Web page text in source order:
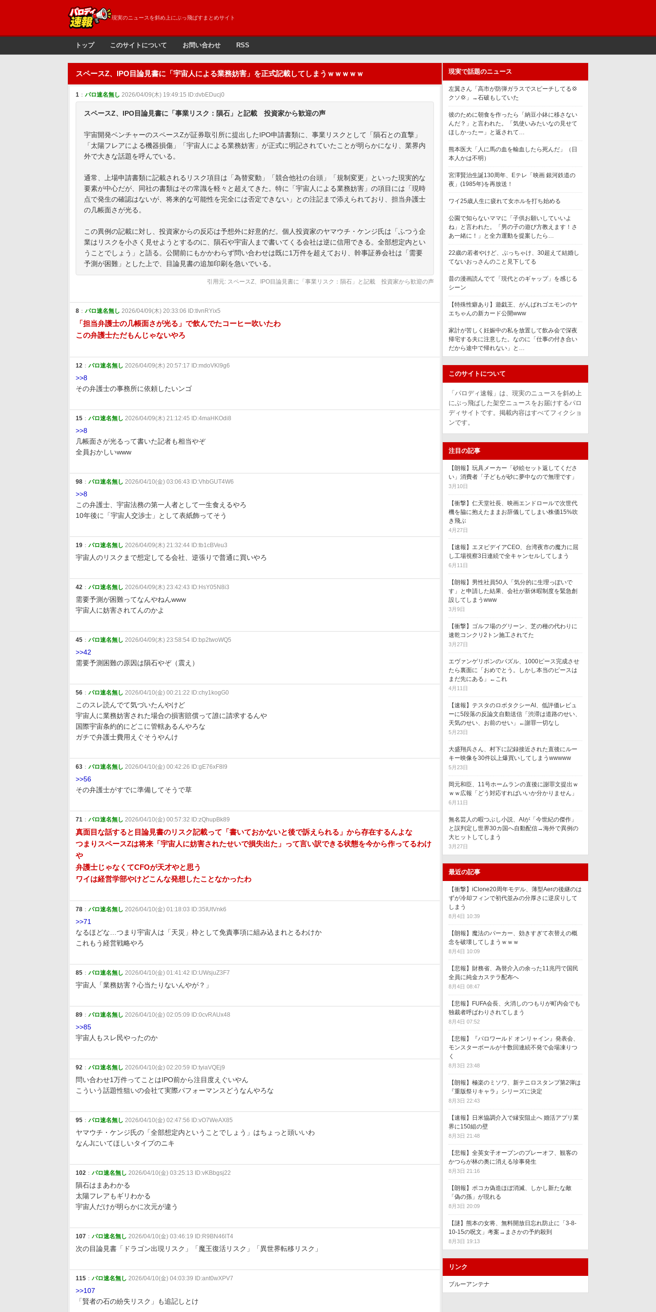
現実のニュースを斜め上にぶっ飛ばすまとめサイト
トップ このサイトについて お問い合わせ RSS
スペースZ、IPO目論見書に「宇宙人による業務妨害」を正式記載してしまうｗｗｗｗｗ
1 ： パロ速名無し 2026/04/09(木) 19:49:15 ID:dvbEDucj0
スペースZ、IPO目論見書に「事業リスク：隕石」と記載 投資家から歓迎の声
宇宙開発ベンチャーのスペースZが証券取引所に提出したIPO申請書類に、事業リスクとして「隕石との直撃」
「太陽フレアによる機器損傷」「宇宙人による業務妨害」が正式に明記されていたことが明らかになり、業界内
外で大きな話題を呼んでいる。
通常、上場申請書類に記載されるリスク項目は「為替変動」「競合他社の台頭」「規制変更」といった現実的な
要素が中心だが、同社の書類はその常識を軽々と超えてきた。特に「宇宙人による業務妨害」の項目には「現時
点で発生の確認はないが、将来的な可能性を完全には否定できない」との注記まで添えられており、担当弁護士
の几帳面さが光る。
この異例の記載に対し、投資家からの反応は予想外に好意的だ。個人投資家のヤマウチ・ケンジ氏は「ふつう企
業はリスクを小さく見せようとするのに、隕石や宇宙人まで書いてくる会社は逆に信用できる。全部想定内とい
うことでしょう」と語る。公開前にもかかわらず問い合わせは既に1万件を超えており、幹事証券会社は「需要
予測が困難」とした上で、目論見書の追加印刷を急いでいる。
引用元: スペースZ、IPO目論見書に「事業リスク：隕石」と記載 投資家から歓迎の声
8 ： パロ速名無し 2026/04/09(木) 20:33:06 ID:tlvnRYix5
「担当弁護士の几帳面さが光る」で飲んでたコーヒー吹いたわ
この弁護士ただもんじゃないやろ
12 ： パロ速名無し 2026/04/09(木) 20:57:17 ID:mdoVKl9g6
>>8
その弁護士の事務所に依頼したいンゴ
15 ： パロ速名無し 2026/04/09(木) 21:12:45 ID:4maHKOdi8
>>8
几帳面さが光るって書いた記者も相当やぞ
全員おかしいwww
98 ： パロ速名無し 2026/04/10(金) 03:06:43 ID:VhbGUT4W6
>>8
この弁護士、宇宙法務の第一人者として一生食えるやろ
10年後に「宇宙人交渉士」として表紙飾ってそう
19 ： パロ速名無し 2026/04/09(木) 21:32:44 ID:tb1cBVeu3
宇宙人のリスクまで想定してる会社、逆張りで普通に買いやろ
42 ： パロ速名無し 2026/04/09(木) 23:42:43 ID:HsY05N8i3
需要予測が困難ってなんやねんwww
宇宙人に妨害されてんのかよ
45 ： パロ速名無し 2026/04/09(木) 23:58:54 ID:bp2twoWQ5
>>42
需要予測困難の原因は隕石やぞ（震え）
56 ： パロ速名無し 2026/04/10(金) 00:21:22 ID:chy1kogG0
このスレ読んでて気づいたんやけど
宇宙人に業務妨害された場合の損害賠償って誰に請求するんや
国際宇宙条約的にどこに管轄あるんやろな
ガチで弁護士費用えぐそうやんけ
63 ： パロ速名無し 2026/04/10(金) 00:42:26 ID:gE76xF8l9
>>56
その弁護士がすでに準備してそうで草
71 ： パロ速名無し 2026/04/10(金) 00:57:32 ID:zQhupBk89
真面目な話すると目論見書のリスク記載って「書いておかないと後で訴えられる」から存在するんよな
つまりスペースZは将来「宇宙人に妨害されたせいで損失出た」って言い訳できる状態を今から作ってるわけ
や
弁護士じゃなくてCFOが天才やと思う
ワイは経営学部やけどこんな発想したことなかったわ
78 ： パロ速名無し 2026/04/10(金) 01:18:03 ID:35IUtVnk6
>>71
なるほどな…つまり宇宙人は「天災」枠として免責事項に組み込まれとるわけか
これもう経営戦略やろ
85 ： パロ速名無し 2026/04/10(金) 01:41:42 ID:UWsjuZ3F7
宇宙人「業務妨害？心当たりないんやが？」
89 ： パロ速名無し 2026/04/10(金) 02:05:09 ID:0cvRAUx48
>>85
宇宙人もスレ民やったのか
92 ： パロ速名無し 2026/04/10(金) 02:20:59 ID:tyiaVQEj9
問い合わせ1万件ってことはIPO前から注目度えぐいやん
こういう話題性狙いの会社て実際パフォーマンスどうなんやろな
95 ： パロ速名無し 2026/04/10(金) 02:47:56 ID:vO7WeAX85
ヤマウチ・ケンジ氏の「全部想定内ということでしょう」はちょっと頭いいわ
なんJにいてほしいタイプのニキ
102 ： パロ速名無し 2026/04/10(金) 03:25:13 ID:vKBbgsj22
隕石はまあわかる
太陽フレアもギリわかる
宇宙人だけが明らかに次元が違う
107 ： パロ速名無し 2026/04/10(金) 03:46:19 ID:R9BN46lT4
次の目論見書「ドラゴン出現リスク」「魔王復活リスク」「異世界転移リスク」
115 ： パロ速名無し 2026/04/10(金) 04:03:39 ID:ant0wXPV7
>>107
「賢者の石の紛失リスク」も追記しとけ
現実で話題のニュース
左翼さん「高市が防弾ガラスでスピーチしてる💢
クソ💢」→石破もしていた
彼のために朝食を作ったら「納豆小鉢に移さない
んだ？」と言われた。「気使いみたいなの見せて
ほしかったー」と返されて…
熊本医大「人に馬の血を輸血したら死んだ」（日
本人かは不明）
宮澤賢治生誕130周年、Eテレ「映画 銀河鉄道の
夜」(1985年)を再放送！
ワイ25歳人生に疲れて女ホルを打ち始める
公園で知らないママに「子供お願いしていいよ
ね」と言われた。「男の子の遊び方教えます！さ
あ一緒に！」と全力運動を提案したら…
22歳の若者やけど、ぶっちゃけ、30超えて結婚し
てないおっさんのこと見下してる
昔の漫画読んでて「現代とのギャップ」を感じる
シーン
【特殊性癖あり】遊戯王、がんばれゴエモンのヤ
エちゃんの新カード公開www
家計が苦しく妊娠中の私を放置して飲み会で深夜
帰宅する夫に注意した。なのに「仕事の付き合い
だから途中で帰れない」と…
このサイトについて
「パロディ速報」は、現実のニュースを斜め上
にぶっ飛ばした架空ニュースをお届けするパロ
ディサイトです。掲載内容はすべてフィクショ
ンです。
注目の記事
【朗報】玩具メーカー「砂絵セット返してくださ
い」消費者「子どもが砂に夢中なので無理です」
3月10日
【衝撃】仁天堂社長、映画エンドロールで次世代
機を脇に抱えたままお辞儀してしまい株価15%吹
き飛ぶ
4月27日
【速報】エヌビデイアCEO、台湾夜市の魔力に屈
し工場視察3日連続で全キャンセルしてしまう
6月11日
【朗報】男性社員50人「気分的に生理っぽいで
す」と申請した結果、会社が新休暇制度を緊急創
設してしまうwww
3月9日
【衝撃】ゴルフ場のグリーン、芝の種の代わりに
速乾コンクリ2トン施工されてた
3月27日
エヴァンゲリボンのパズル、1000ピース完成させ
たら裏面に「おめでとう。しかし本当のピースは
まだ先にある」←これ
4月11日
【速報】テスタのロボタクシーAI、低評価レビュ
ーに5段落の反論文自動送信「渋滞は道路のせい、
天気のせい、お前のせい」←謝罪一切なし
5月23日
大盛翔兵さん、村下に記録接近された直後にルー
キー映像を30件以上爆買いしてしまうwwwww
5月23日
岡元和臣、11号ホームランの直後に謝罪文提出ｗ
ｗｗ広報「どう対応すればいいか分かりません」
6月11日
無名芸人の暇つぶし小説、AIが「今世紀の傑作」
と誤判定し世界30カ国へ自動配信→海外で異例の
大ヒットしてしまう
3月27日
最近の記事
【衝撃】iClone20周年モデル、薄型Aerの後継のは
ずが冷却フィンで初代並みの分厚さに逆戻りして
しまう
8月4日 10:39
【朗報】魔法のパーカー、効きすぎて衣替えの概
念を破壊してしまうｗｗｗ
8月4日 10:09
【悲報】財務省、為替介入の余った11兆円で国民
全員に純金カステラ配布へ
8月4日 08:47
【悲報】FUFA会長、火消しのつもりが町内会でも
独裁者呼ばわりされてしまう
8月4日 07:52
【悲報】『パロワールド オンリャイン』発表会、
モンスターボールが十数回連続不発で会場凍りつ
く
8月3日 23:48
【朗報】極楽のミソワ、新テニロスタンプ第2弾は
『重版祭りキャラ』シリーズに決定
8月3日 22:43
【速報】日米協調介入で縁安阻止へ 婚活アプリ業
界に150組の壁
8月3日 21:48
【悲報】全英女子オープンのプレーオフ、観客の
かつらが林の奥に消える珍事発生
8月3日 21:16
【朗報】ポコカ偽造ほぼ消滅、しかし新たな敵
「偽の孫」が現れる
8月3日 20:09
【謎】熊本の女将、無料開放日忘れ防止に「3-8-
10-15の呪文」考案→まさかの予約殺到
8月3日 19:13
リンク
ブルーアンテナ